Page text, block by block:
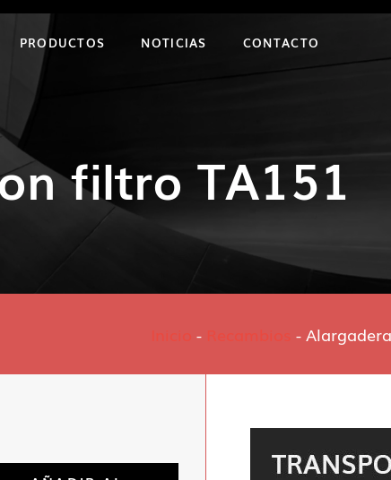
PRODUCTOS NOTICIAS CONTACTO
filtro TA151
- -